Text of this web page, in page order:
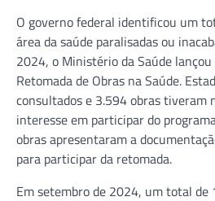
O governo federal identificou um
área da saúde paralisadas ou
2024, o Ministério da Saúde
Retomada de Obras na Saúde.
consultados e 3.594 obras tiveram
interesse em participar do
obras apresentaram a
para participar da retomada.
Em setembro de 2024, um total de